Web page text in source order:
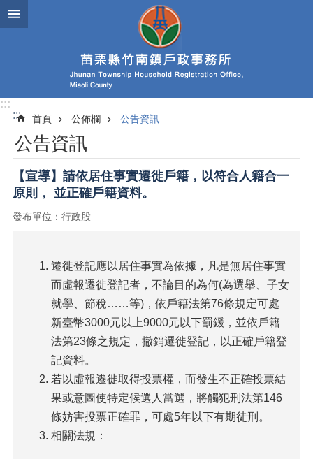
跳到主要內容區塊
:::
:::
首頁 公佈欄 公告資訊
公告資訊
【宣導】請依居住事實遷徙戶籍，以符合人籍合一
原則， 並正確戶籍資料。
發布單位：行政股
遷徙登記應以居住事實為依據，凡是無居住事實
而虛報遷徙登記者，不論目的為何(為選舉、子女
就學、節稅……等)，依戶籍法第76條規定可處
新臺幣3000元以上9000元以下罰鍰，並依戶籍
法第23條之規定，撤銷遷徙登記，以正確戶籍登
記資料。
若以虛報遷徙取得投票權，而發生不正確投票結
果或意圖使特定候選人當選，將觸犯刑法第146
條妨害投票正確罪，可處5年以下有期徒刑。
相關法規：